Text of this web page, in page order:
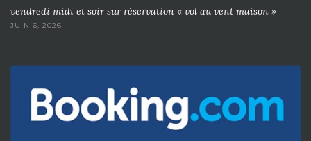
vendredi midi et soir sur réservation « vol au vent maison »
JUIN 6, 2026